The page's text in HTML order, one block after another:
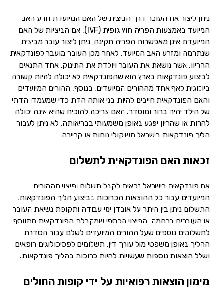
ניתן ליצור את העובר דרך הביצית של האם המיועדת וזרע האב
המיועד באמצעות הפריה חוץ גופית (IVF). אם הביציות של האם
המיועדת אינן מאפשרות הפריה תקינה, ניתן ליצור עובר מביצית
שנתרמה ומזרע האב המיועד. לאחר מכן העובר מועבר לפונדקאית
ההריון, אשר נושאת את העובר ויולדת את התינוק. אחד התנאים
לביצוע פונדקאות בארץ הוא שהפונדקאית לא יכולה להיות קשורה
ביולוגית לאף אחד מההורים המיועדים. בנוסף, ההורים המיועדים
והאם הפונדקאית חייבים להיות בני אותה הדת כדי שמעמדו הדתי
של הילד יהיה ברור ומוסדר. האם צריכה להוכיח שהיא אינה יכולה
להרות או שהריון יפגע באופן משמעותי בבריאותה. לא ניתן לעבור
הליך פונדקאות בישראל משיקולי נוחות או קריירה.
זכאות האם הפונדקאית לתשלום
אם פונדקאית בישראל זכאית לקבל תשלום ופיצוי מההורים
המיועדים עבור כל ההוצאות הכרוכות בביצוע הליך הפונדקאות.
התשלום ניתן בין היתר על אובדן ימי עבודה ותקופת נשיאת העובר
או העוברים ברחמה. הפיצוי הכספי שמקבלת הפונדקאית מתווסף
לתשלומים נוספים שעל ההורים המיועדים לשלם עבור הסדרת
ההליך באופן משפטי מול עורך דין, תשלומים לפסיכולוגים רופאים
ושלל הוצאות נוספות שעשויות להיות כרוכות בהליך פונדקאות.
מימון הוצאות רפואיות על ידי קופות החולים